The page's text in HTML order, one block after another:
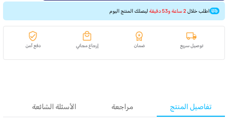
اطلب خلال 2 ساعة و53 دقيقة ليصلك المنتج اليوم
توصيل سريع ضمان إرجاع مجاني دفع آمن
تفاصيل المنتج مراجعة الأسئلة الشائعة